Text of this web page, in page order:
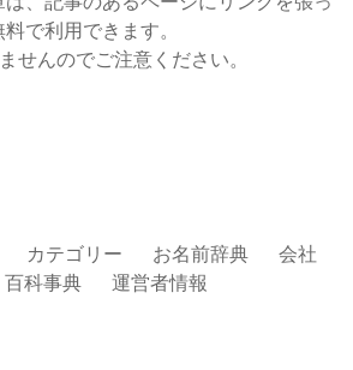
で利用できます。
せんのでご注意ください。
カテゴリー お名前辞典
会社
百科事典 運営者情報